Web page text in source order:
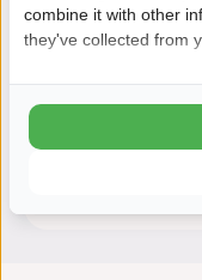
Daarom
8,2 Ardoer
combine it with other
they've collected from